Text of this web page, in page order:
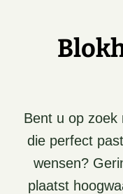
Bent u op zoek
die perfect
wensen?
plaatst